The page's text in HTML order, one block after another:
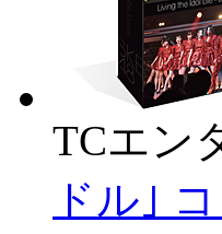
TCエン
ドル｣